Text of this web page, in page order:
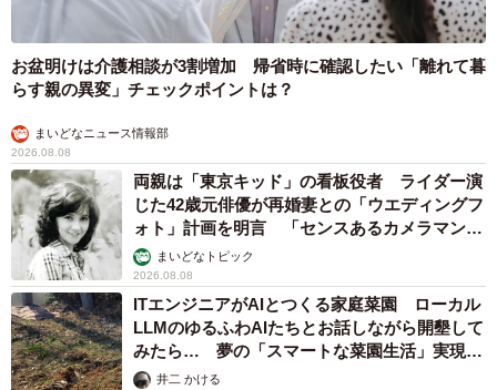
お盆明けは介護相談が3割増加 帰省時に確認したい「離れて暮
らす親の異変」チェックポイントは？
まいどなニュース情報部
2026.08.08
両親は「東京キッド」の看板役者 ライダー演
じた42歳元俳優が再婚妻との「ウエディングフ
ォト」計画を明言 「センスあるカメラマン求
む」まいどなトピック
2026.08.08
ITエンジニアがAIとつくる家庭菜園 ローカル
LLMのゆるふわAIたちとお話しながら開墾して
みたら… 夢の「スマートな菜園生活」実現な
るか井二 かける